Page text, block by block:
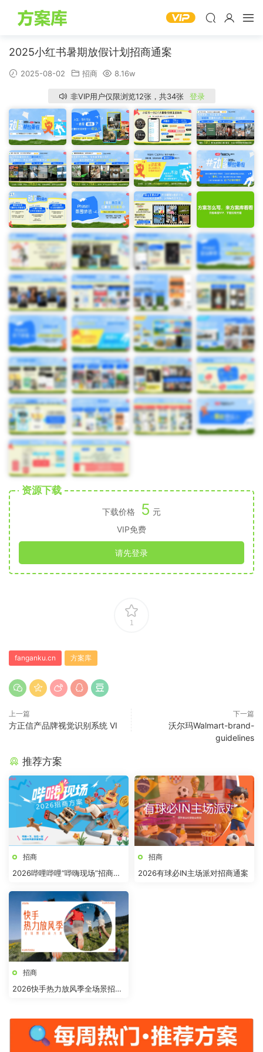
2025小红书暑期放假计划招商通案
2025-08-02 招商 8.16w
非VIP用户仅限浏览12张，共34张 登录
资源下载
下载价格 5 元
VIP免费
请先登录
1
fanganku.cn 方案库
上一篇
方正信产品牌视觉识别系统 VI
下一篇
沃尔玛Walmart-brand-
guidelines
推荐方案
招商
2026哔哩哔哩“哔嗨现场”招商方
招商
2026有球必IN主场派对招商通案
招商
2026快手热力放风季全场景招商